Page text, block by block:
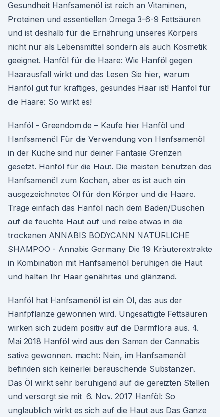
Gesundheit Hanfsamenöl ist reich an Vitaminen,
Proteinen und essentiellen Omega 3-6-9 Fettsäuren
und ist deshalb für die Ernährung unseres Körpers
nicht nur als Lebensmittel sondern als auch Kosmetik
geeignet. Hanföl für die Haare: Wie Hanföl gegen
Haarausfall wirkt und das Lesen Sie hier, warum
Hanföl gut für kräftiges, gesundes Haar ist! Hanföl für
die Haare: So wirkt es!
Hanföl - Greendom.de – Kaufe hier Hanföl und
Hanfsamenöl Für die Verwendung von Hanfsamenöl
in der Küche sind nur deiner Fantasie Grenzen
gesetzt. Hanföl für die Haut. Die meisten benutzen das
Hanfsamenöl zum Kochen, aber es ist auch ein
ausgezeichnetes Öl für den Körper und die Haare.
Trage einfach das Hanföl nach dem Baden/Duschen
auf die feuchte Haut auf und reibe etwas in die
trockenen ANNABIS BODYCANN NATÜRLICHE
SHAMPOO - Annabis Germany Die 19 Kräuterextrakte
in Kombination mit Hanfsamenöl beruhigen die Haut
und halten Ihr Haar genährtes und glänzend.
Hanföl hat Hanfsamenöl ist ein Öl, das aus der
Hanfpflanze gewonnen wird. Ungesättigte Fettsäuren
wirken sich zudem positiv auf die Darmflora aus. 4.
Mai 2018 Hanföl wird aus den Samen der Cannabis
sativa gewonnen. macht: Nein, im Hanfsamenöl
befinden sich keinerlei berauschende Substanzen.
Das Öl wirkt sehr beruhigend auf die gereizten Stellen
und versorgt sie mit 6. Nov. 2017 Hanföl: So
unglaublich wirkt es sich auf die Haut aus Das Ganze